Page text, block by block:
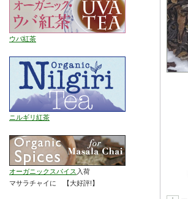
ウバ紅茶
ニルギリ紅茶
オーガニックスパイス 入荷
マサラチャイに 【大好評!】